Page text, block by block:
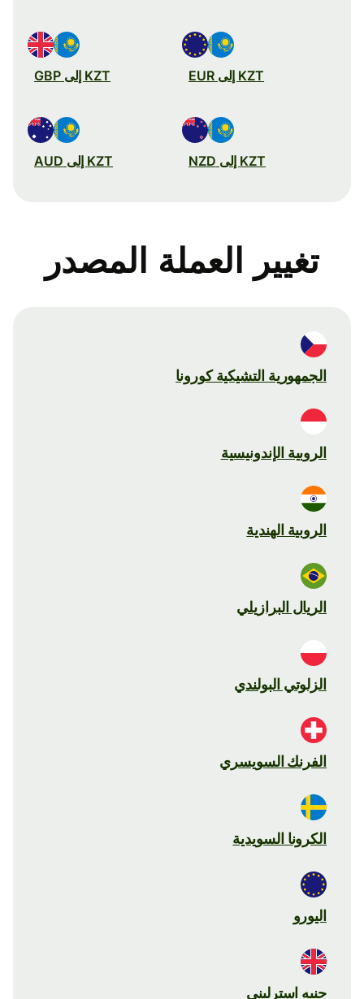
KZT إلى EUR KZT إلى GBP
KZT إلى NZD KZT إلى AUD
تغيير العملة المصدر
الجمهورية التشيكية كورونا
الروبية الإندونيسية
الروبية الهندية
الريال البرازيلي
الزلوتي البولندي
الفرنك السويسري
الكرونا السويدية
اليورو
جنيه استرليني